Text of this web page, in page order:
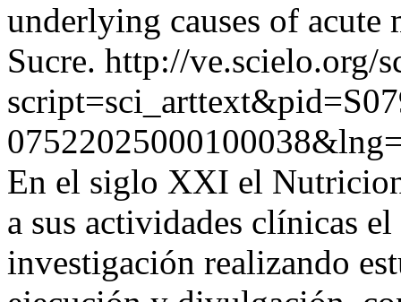
underlying causes of
Sucre. http://ve.scielo.org/
En el siglo XXI el
a sus actividades clínicas
investigación realizando